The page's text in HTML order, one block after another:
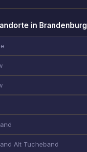
in Brandenburg
Alt Tucheband